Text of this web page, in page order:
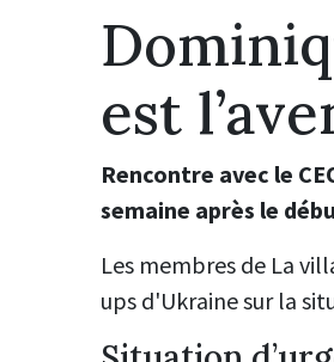
est
Rencontre avec le
semaine après le
Les membres de La
ups d'Ukraine sur la